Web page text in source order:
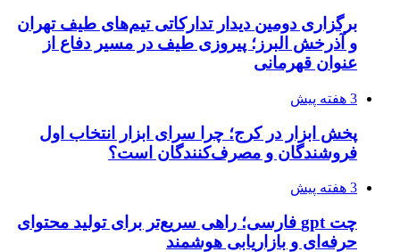
برگزاری دومین دیدار تدارکاتی تیم‌های طیف تهران
و آذرخش البرز؛ پیروزی طیف در مسیر دفاع از
عنوان قهرمانی
3 هفته پیش
پخش ابزار در کرج؛ چرا سرای ابزار انتخاب اول
فروشندگان و مصرف‌کنندگان است؟
3 هفته پیش
چت gpt فارسی؛ راهی سریع‌تر برای تولید محتوای
حرفه‌ای و بازاریابی هوشمند